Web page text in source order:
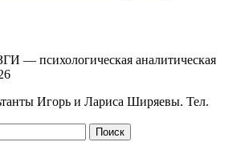
психологическая аналитическая
Игорь и Лариса Ширяевы. Тел.